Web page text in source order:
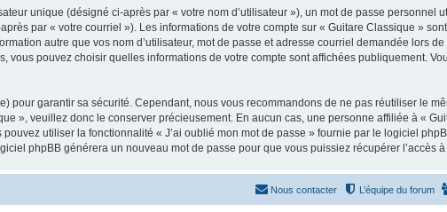
unique (désigné ci-après par « votre nom d’utilisateur »), un mot de passe personnel
par « votre courriel »). Les informations de votre compte sur « Guitare Classique »
autre que vos nom d’utilisateur, mot de passe et adresse courriel demandée lors
vous pouvez choisir quelles informations de votre compte sont affichées publiquement.
pour garantir sa sécurité. Cependant, nous vous recommandons de ne pas réutiliser le
», veuillez donc le conserver précieusement. En aucun cas, une personne affiliée à «
utiliser la fonctionnalité « J’ai oublié mon mot de passe » fournie par le logiciel
phpBB générera un nouveau mot de passe pour que vous puissiez récupérer l’accès
L’équipe du forum
Nous contacter